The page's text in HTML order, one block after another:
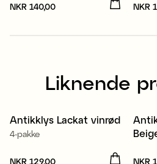
Pris :NKR 140,00
NKR 140,00 Pris :
NKR
Liknende
Antikklys Lackat vinrød
4-pakke
NKR 129,00 NKR